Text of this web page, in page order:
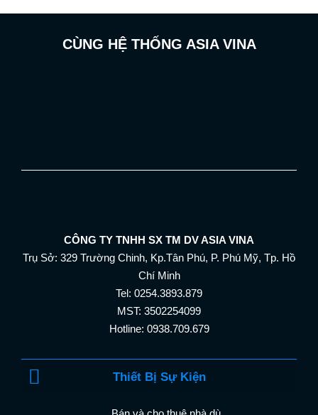
CÙNG HỆ THỐNG ASIA VINA
CÔNG TY TNHH SX TM DV ASIA VINA
Trụ Sở: 329 Trường Chinh, Kp.Tân Phú, P. Phú Mỹ, Tp. Hồ
Chí Minh
Tel: 0254.3893.879
MST: 3502254099
Hotline: 0938.709.679
Thiết Bị Sự Kiện